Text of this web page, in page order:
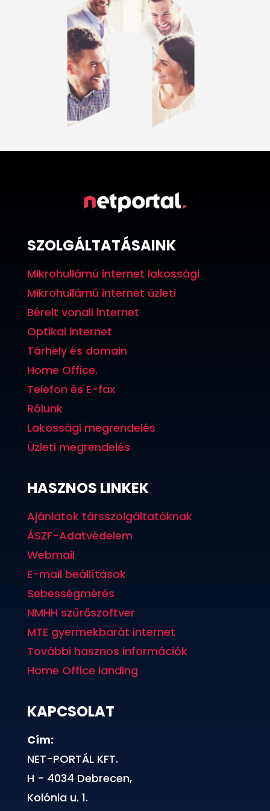
SZOLGÁLTATÁSAINK
Mikrohullámú internet lakossági
Mikrohullámú internet üzleti
Bérelt vonali internet
Optikai internet
Tárhely és domain
Home Office.
Telefon és E-fax
Rólunk
Lakossági megrendelés
Üzleti megrendelés
HASZNOS LINKEK
Ajánlatok társszolgáltatóknak
ÁSZF-Adatvédelem
Webmail
E-mail beállítások
Sebességmérés
NMHH szűrőszoftver
MTE gyermekbarát internet
További hasznos információk
Home Office landing
KAPCSOLAT
Cím:
NET-PORTÁL KFT.
H - 4034 Debrecen,
Kolónia u. 1.